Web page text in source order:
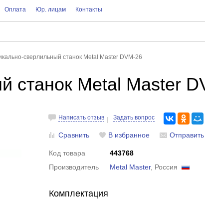
Оплата Юр. лицам Контакты
сверлильный станок Metal Master DVM-26
станок Metal Master
Написать отзыв Задать вопрос
Сравнить В избранное
Код товара
443768
Производитель
Metal Master, Россия
Комплектация